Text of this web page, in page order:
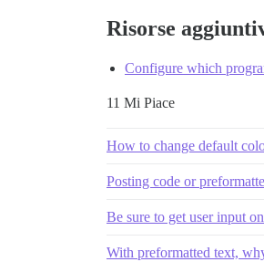
Risorse
Configure which
11 Mi Piace
How to change default
Posting code or
Be sure to get user input
With preformatted text,